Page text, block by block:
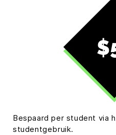
Bespaard per student via
studentgebruik.